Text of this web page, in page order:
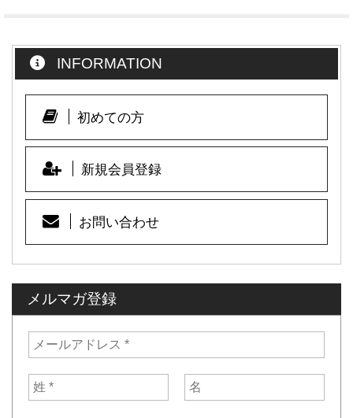
e
b
o
o
k
INFORMATION
初めての方
新規会員登録
お問い合わせ
メルマガ登録